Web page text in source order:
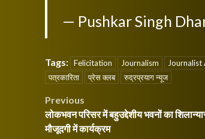
— Pushkar Singh
Tags: Felicitation Journalism Journalist
पत्रकारिता
प्रेस क्लब रुद्रप्रयाग न्यूज
Post
navigation
Previous
लोकभवन परिसर में बहुउद्देशीय भवनों का
मौजूदगी में कार्यक्रम